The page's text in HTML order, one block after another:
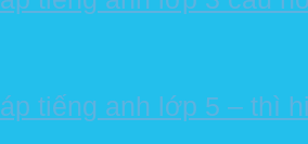
tiếng anh lớp 5 – thì